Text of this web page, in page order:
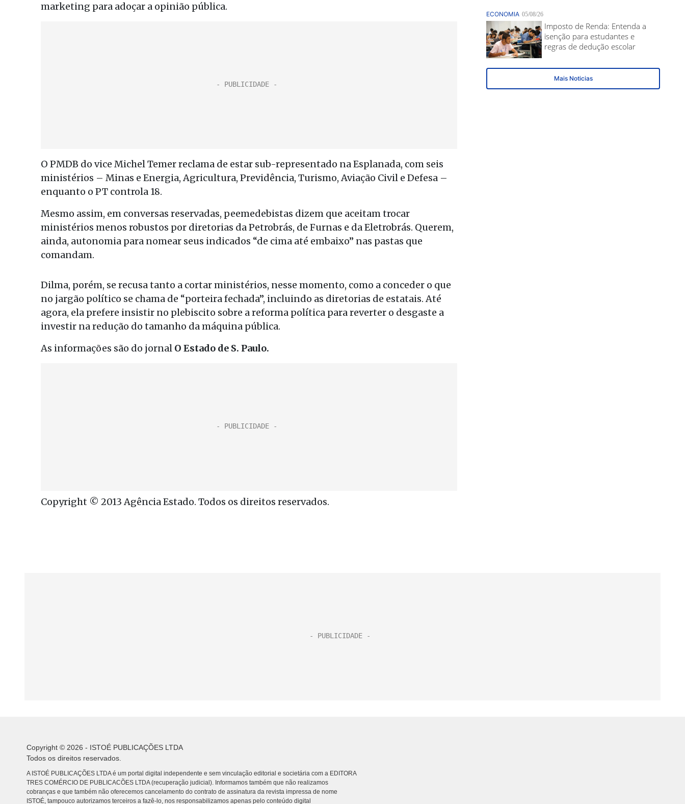
marketing para adoçar a opinião pública.
O PMDB do vice Michel Temer reclama de estar sub-representado na Esplanada, com seis
ministérios – Minas e Energia, Agricultura, Previdência, Turismo, Aviação Civil e Defesa –
enquanto o PT controla 18.
Mesmo assim, em conversas reservadas, peemedebistas dizem que aceitam trocar
ministérios menos robustos por diretorias da Petrobrás, de Furnas e da Eletrobrás. Querem,
ainda, autonomia para nomear seus indicados “de cima até embaixo” nas pastas que
comandam.
Dilma, porém, se recusa tanto a cortar ministérios, nesse momento, como a conceder o que
no jargão político se chama de “porteira fechada”, incluindo as diretorias de estatais. Até
agora, ela prefere insistir no plebiscito sobre a reforma política para reverter o desgaste a
investir na redução do tamanho da máquina pública.
As informações são do jornal O Estado de S. Paulo.
Copyright © 2013 Agência Estado. Todos os direitos reservados.
Copyright © 2026 - ISTOÉ PUBLICAÇÕES LTDA
Todos os direitos reservados.
A ISTOÉ PUBLICAÇÕES LTDA é um portal digital independente e sem vinculação editorial e societária com a EDITORA
TRES COMÉRCIO DE PUBLICACÕES LTDA (recuperação judicial). Informamos também que não realizamos
cobranças e que também não oferecemos cancelamento do contrato de assinatura da revista impressa de nome
ISTOÉ, tampouco autorizamos terceiros a fazê-lo, nos responsabilizamos apenas pelo conteúdo digital